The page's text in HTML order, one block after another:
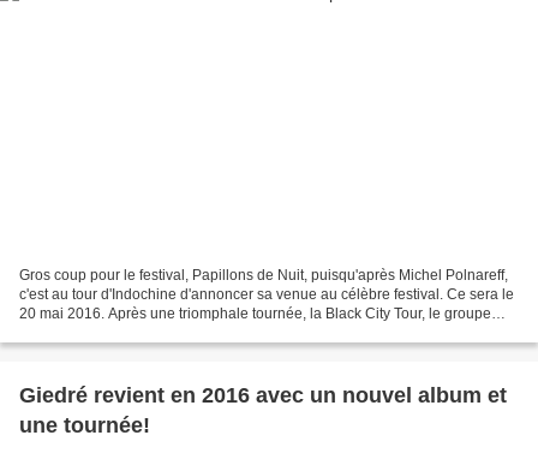
Gros coup pour le festival, Papillons de Nuit, puisqu'après Michel Polnareff,
c'est au tour d'Indochine d'annoncer sa venue au célèbre festival. Ce sera le
20 mai 2016. Après une triomphale tournée, la Black City Tour, le groupe
Giedré revient en 2016 avec un nouvel album et
une tournée!